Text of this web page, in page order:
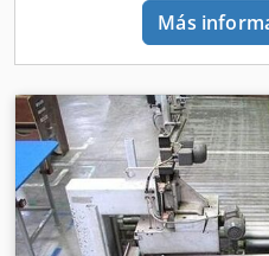
Más